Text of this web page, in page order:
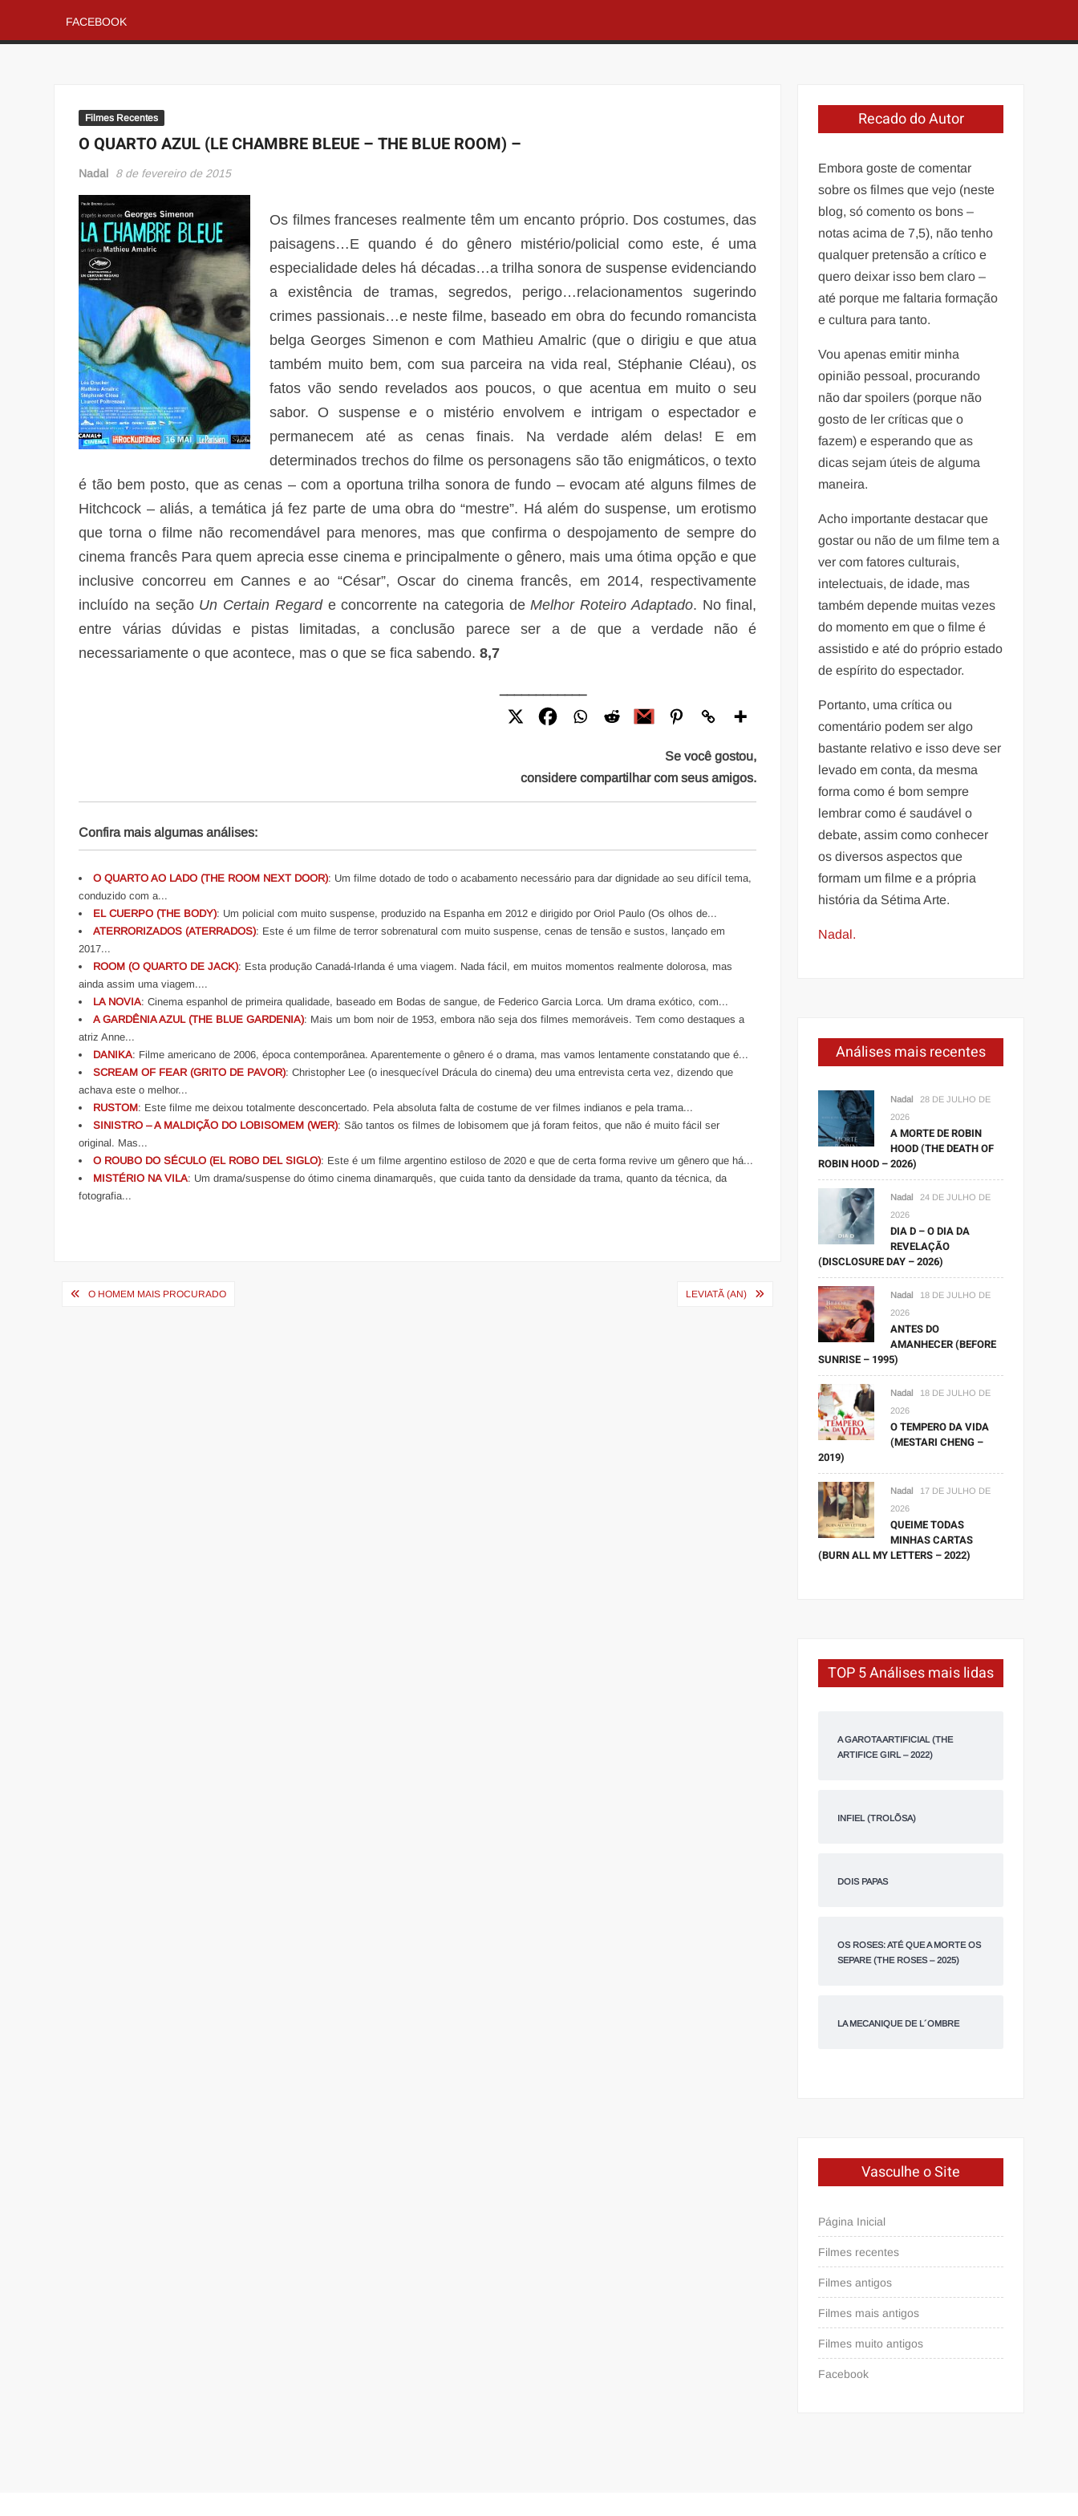
FACEBOOK
Filmes Recentes
O QUARTO AZUL (LE CHAMBRE BLEUE – THE BLUE ROOM) –
Nadal 8 de fevereiro de 2015
Os filmes franceses realmente têm um encanto próprio. Dos costumes, das
paisagens…E quando é do gênero mistério/policial como este, é uma
especialidade deles há décadas…a trilha sonora de suspense evidenciando
a existência de tramas, segredos, perigo…relacionamentos sugerindo
crimes passionais…e neste filme, baseado em obra do fecundo romancista
belga Georges Simenon e com Mathieu Amalric (que o dirigiu e que atua
também muito bem, com sua parceira na vida real, Stéphanie Cléau), os
fatos vão sendo revelados aos poucos, o que acentua em muito o seu
sabor. O suspense e o mistério envolvem e intrigam o espectador e
permanecem até as cenas finais. Na verdade além delas! E em
determinados trechos do filme os personagens são tão enigmáticos, o texto
é tão bem posto, que as cenas – com a oportuna trilha sonora de fundo – evocam até alguns filmes de
Hitchcock – aliás, a temática já fez parte de uma obra do “mestre”. Há além do suspense, um erotismo
que torna o filme não recomendável para menores, mas que confirma o despojamento de sempre do
cinema francês Para quem aprecia esse cinema e principalmente o gênero, mais uma ótima opção e que
inclusive concorreu em Cannes e ao “César”, Oscar do cinema francês, em 2014, respectivamente
incluído na seção Un Certain Regard e concorrente na categoria deMelhor Roteiro Adaptado. No final,
entre várias dúvidas e pistas limitadas, a conclusão parece ser a de que a verdade não é
necessariamente o que acontece, mas o que se fica sabendo.8,7
Se você gostou,
considere compartilhar com seus amigos.
Confira mais algumas análises:
O QUARTO AO LADO (THE ROOM NEXT DOOR): Um filme dotado de todo o acabamento necessário para dar dignidade ao seu difícil tema,
conduzido com a...
EL CUERPO (THE BODY): Um policial com muito suspense, produzido na Espanha em 2012 e dirigido por Oriol Paulo (Os olhos de...
ATERRORIZADOS (ATERRADOS): Este é um filme de terror sobrenatural com muito suspense, cenas de tensão e sustos, lançado em
2017...
ROOM (O QUARTO DE JACK): Esta produção Canadá-Irlanda é uma viagem. Nada fácil, em muitos momentos realmente dolorosa, mas
ainda assim uma viagem....
LA NOVIA: Cinema espanhol de primeira qualidade, baseado em Bodas de sangue, de Federico Garcia Lorca. Um drama exótico, com...
A GARDÊNIA AZUL (THE BLUE GARDENIA): Mais um bom noir de 1953, embora não seja dos filmes memoráveis. Tem como destaques a
atriz Anne...
DANIKA: Filme americano de 2006, época contemporânea. Aparentemente o gênero é o drama, mas vamos lentamente constatando que é...
SCREAM OF FEAR (GRITO DE PAVOR): Christopher Lee (o inesquecível Drácula do cinema) deu uma entrevista certa vez, dizendo que
achava este o melhor...
RUSTOM: Este filme me deixou totalmente desconcertado. Pela absoluta falta de costume de ver filmes indianos e pela trama...
SINISTRO – A MALDIÇÃO DO LOBISOMEM (WER): São tantos os filmes de lobisomem que já foram feitos, que não é muito fácil ser
original. Mas...
O ROUBO DO SÉCULO (EL ROBO DEL SIGLO): Este é um filme argentino estiloso de 2020 e que de certa forma revive um gênero que há...
MISTÉRIO NA VILA: Um drama/suspense do ótimo cinema dinamarquês, que cuida tanto da densidade da trama, quanto da técnica, da
fotografia...
Navegação
O HOMEM MAIS PROCURADO LEVIATÃ (AN)
Recado do Autor
Embora goste de comentar
sobre os filmes que vejo (neste
blog, só comento os bons –
notas acima de 7,5), não tenho
qualquer pretensão a crítico e
quero deixar isso bem claro –
até porque me faltaria formação
e cultura para tanto.
Vou apenas emitir minha
opinião pessoal, procurando
não dar spoilers (porque não
gosto de ler críticas que o
fazem) e esperando que as
dicas sejam úteis de alguma
maneira.
Acho importante destacar que
gostar ou não de um filme tem a
ver com fatores culturais,
intelectuais, de idade, mas
também depende muitas vezes
do momento em que o filme é
assistido e até do próprio estado
de espírito do espectador.
Portanto, uma crítica ou
comentário podem ser algo
bastante relativo e isso deve ser
levado em conta, da mesma
forma como é bom sempre
lembrar como é saudável o
debate, assim como conhecer
os diversos aspectos que
formam um filme e a própria
história da Sétima Arte.
Nadal.
Análises mais recentes
Nadal
28 DE JULHO DE
2026
A MORTE DE ROBIN
HOOD (THE DEATH OF
ROBIN HOOD – 2026)
Nadal
24 DE JULHO DE
2026
DIA D – O DIA DA
REVELAÇÃO
(DISCLOSURE DAY – 2026)
Nadal
18 DE JULHO DE
2026
ANTES DO
AMANHECER (BEFORE
SUNRISE – 1995)
Nadal
18 DE JULHO DE
2026
O TEMPERO DA VIDA
(MESTARI CHENG –
2019)
Nadal
17 DE JULHO DE
2026
QUEIME TODAS
MINHAS CARTAS
(BURN ALL MY LETTERS – 2022)
TOP 5 Análises mais lidas
A GAROTA ARTIFICIAL (THE
ARTIFICE GIRL – 2022)
INFIEL (TROLÕSA)
DOIS PAPAS
OS ROSES: ATÉ QUE A MORTE OS
SEPARE (THE ROSES – 2025)
LA MECANIQUE DE L´OMBRE
Vasculhe o Site
Página Inicial
Filmes recentes
Filmes antigos
Filmes mais antigos
Filmes muito antigos
Facebook